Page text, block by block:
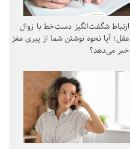
ارتباط شگفت‌انگیز دست‌خط با زوال
عقل؛ آیا نحوه نوشتن شما از پیری مغز
خبر می‌دهد؟